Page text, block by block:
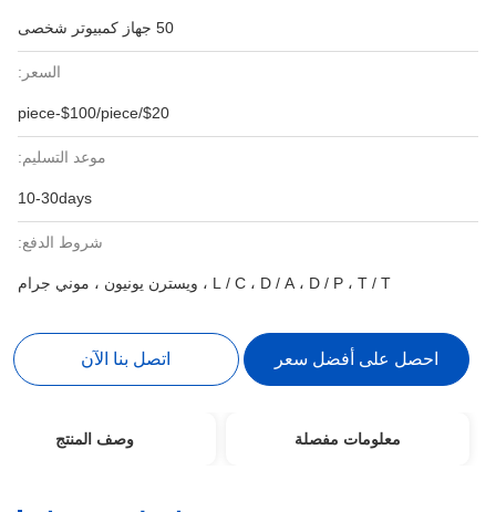
50 جهاز كمبيوتر شخصى
السعر:
$20/piece-$100/piece
موعد التسليم:
10-30days
شروط الدفع:
L / C ، D / A ، D / P ، T / T ، ويسترن يونيون ، موني جرام
احصل على أفضل سعر اتصل بنا الآن
معلومات مفصلة وصف المنتج